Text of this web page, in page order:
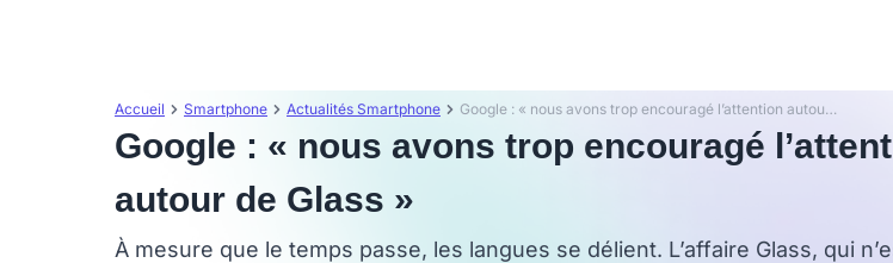
Accueil Smartphone Actualités Smartphone Google : « nous avons trop encouragé l’attention autour de Glass »
Google : « nous avons trop encouragé
autour de Glass »
À mesure que le temps passe, les langues se délient. L’affaire Glass, qui